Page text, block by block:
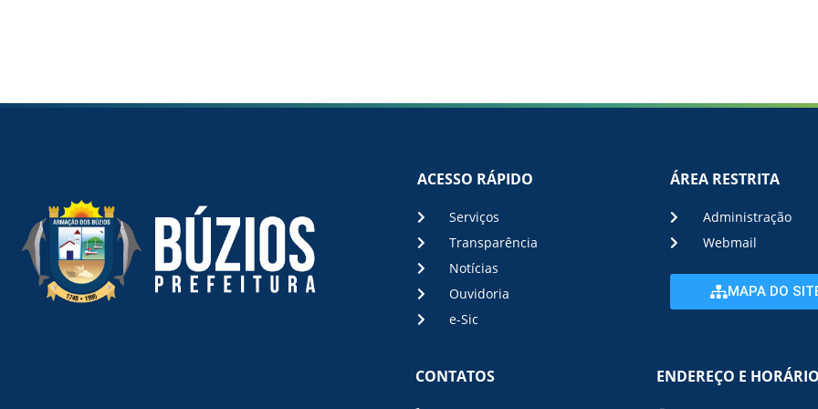
ACESSO RÁPIDO
Serviços
Transparência
Notícias
Ouvidoria
e-Sic
ÁREA RESTRITA
Administração
Webmail
MAPA DO
CONTATOS ENDEREÇO E